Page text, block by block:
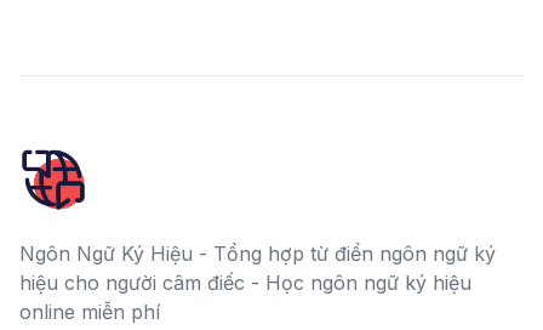
Ngôn Ngữ Ký Hiệu - Tổng hợp từ điển ngôn ngữ ký
hiệu cho người câm điếc - Học ngôn ngữ ký hiệu
online miễn phí